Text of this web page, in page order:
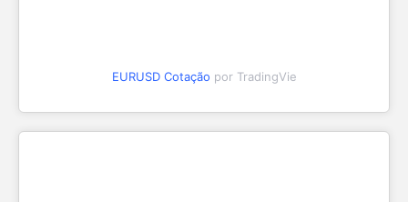
EURUSD Cotação por TradingVie